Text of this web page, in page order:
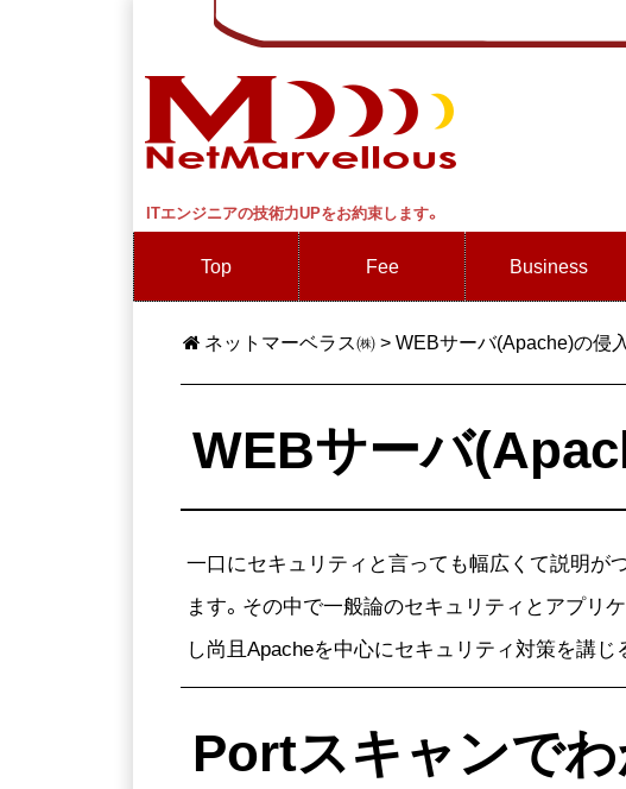
ITエンジニアの技術力UPをお約束します。
Top Fee Business
ネットマーベラス㈱>WEBサーバ(Apache)の侵
WEBサーバ
一口にセキュリティと言っても幅広くて説明が
ます。その中で一般論のセキュリティとアプリ
し尚且Apacheを中心にセキュリティ対策を講じ
Portスキャンで